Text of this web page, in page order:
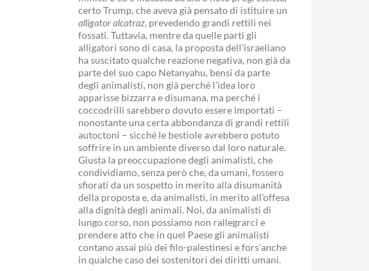
certo Trump, che aveva già pensato di istituire un
alligator alcatraz, prevedendo grandi rettili nei
fossati. Tuttavia, mentre da quelle parti gli
alligatori sono di casa, la proposta dell’israeliano
ha suscitato qualche reazione negativa, non già da
parte del suo capo Netanyahu, bensì da parte
degli animalisti, non già perché l’idea loro
apparisse bizzarra e disumana, ma perché i
coccodrilli sarebbero dovuto essere importati –
nonostante una certa abbondanza di grandi rettili
autoctoni – sicché le bestiole avrebbero potuto
soffrire in un ambiente diverso dal loro naturale.
Giusta la preoccupazione degli animalisti, che
condividiamo, senza però che, da umani, fossero
sfiorati da un sospetto in merito alla disumanità
della proposta e, da animalisti, in merito all’offesa
alla dignità degli animali. Noi, da animalisti di
lungo corso, non possiamo non rallegrarci e
prendere atto che in quel Paese gli animalisti
contano assai più dei filo-palestinesi e fors’anche
in qualche caso dei sostenitori dei diritti umani.